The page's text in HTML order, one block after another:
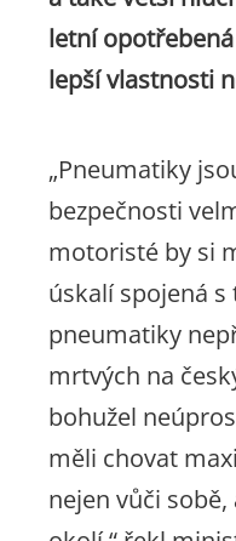
letní
lepší vlastnosti
„Pneumatiky
bezpečnosti
motoristé by si
úskalí spojená
pneumatiky
mrtvých na
bohužel
měli chovat
nejen vůči